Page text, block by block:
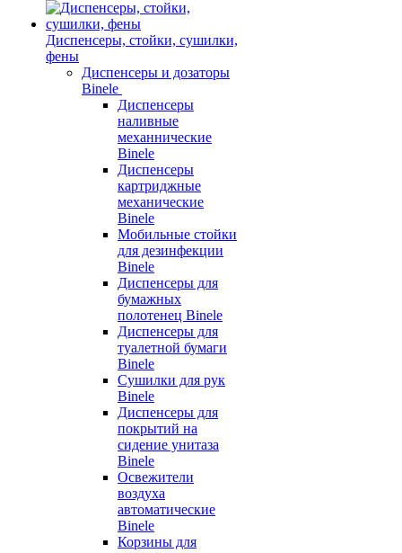
Диспенсеры, стойки, сушилки,
фены
Диспенсеры и дозаторы
Binele
Диспенсеры
наливные
механнические
Binele
Диспенсеры
картриджные
механические
Binele
Мобильные стойки
для дезинфекции
Binele
Диспенсеры для
бумажных
полотенец Binele
Диспенсеры для
туалетной бумаги
Binele
Сушилки для рук
Binele
Диспенсеры для
покрытий на
сидение унитаза
Binele
Освежители
воздуха
автоматические
Binele
Корзины для